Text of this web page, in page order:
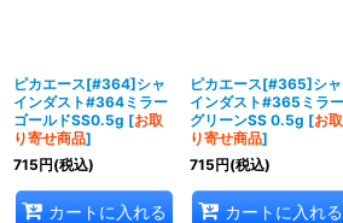
ピカエース[#364]シャ
インダスト#364ミラー
ゴールドSS0.5g [お取
り寄せ商品]
715円(税込)
カートに入れる
ピカエース[#365]シャ
インダスト#365ミラー
グリーンSS 0.5g [お取
り寄せ商品]
715円(税込)
カートに入れる